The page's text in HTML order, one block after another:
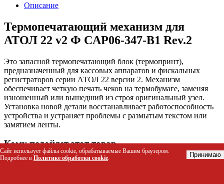
Описание
Термопечатающий механизм для
АТОЛ 22 v2 Ф CAP06-347-B1 Rev.2
Это запасной термопечатающий блок (термопринт),
предназначенный для кассовых аппаратов и фискальных
регистраторов серии АТОЛ 22 версии 2. Механизм
обеспечивает четкую печать чеков на термобумаге, заменяя
изношенный или вышедший из строя оригинальный узел.
Установка новой детали восстанавливает работоспособность
устройства и устраняет проблемы с размытым текстом или
замятием ленты.
Кому подойдет этот товар
Владельцам малого бизнеса (кафе, магазины, точки
Сайт использует файлы cookie, обрабатываемые Вашим браузером.
Подробнее в Политике обработки cookie. Принимаю